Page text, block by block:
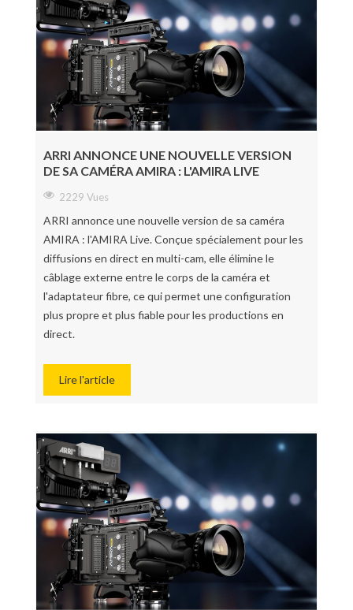
ARRI ANNONCE UNE NOUVELLE VERSION
DE SA CAMÉRA AMIRA : L'AMIRA LIVE
2229 Vues
ARRI annonce une nouvelle version de sa caméra
AMIRA : l'AMIRA Live. Conçue spécialement pour les
diffusions en direct en multi-cam, elle élimine le
câblage externe entre le corps de la caméra et
l'adaptateur fibre, ce qui permet une configuration
plus propre et plus fiable pour les productions en
direct.
Lire l'article